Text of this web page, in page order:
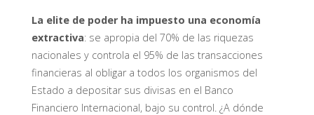
La elite de poder ha impuesto una economía
extractiva: se apropia del 70% de las riquezas
nacionales y controla el 95% de las transacciones
financieras al obligar a todos los organismos del
Estado a depositar sus divisas en el Banco
Financiero Internacional, bajo su control. ¿A dónde